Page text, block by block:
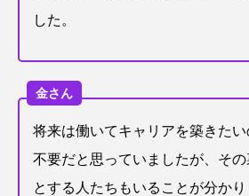
した。
金さん
将来は働いてキャリアを築きた
不要だと思っていましたが、そ
とする人たちもいることが分か